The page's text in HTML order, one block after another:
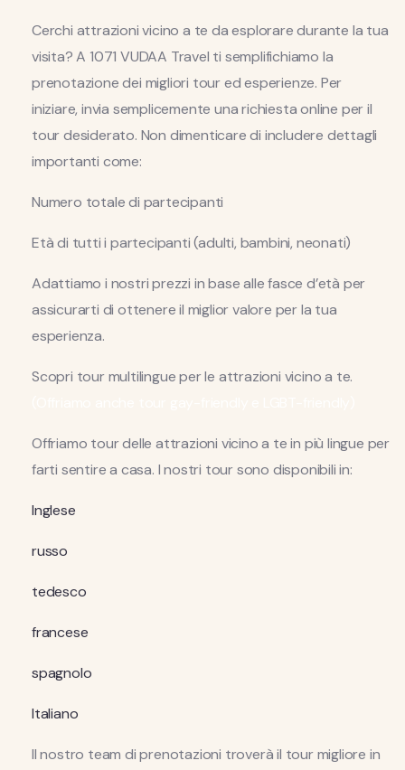
Cerchi attrazioni vicino a te da esplorare durante la tua
visita? A 1071 VUDAA Travel ti semplifichiamo la
prenotazione dei migliori tour ed esperienze. Per
iniziare, invia semplicemente una richiesta online per il
tour desiderato. Non dimenticare di includere dettagli
importanti come:
Numero totale di partecipanti
Età di tutti i partecipanti (adulti, bambini, neonati)
Adattiamo i nostri prezzi in base alle fasce d’età per
assicurarti di ottenere il miglior valore per la tua
esperienza.
Scopri tour multilingue per le attrazioni vicino a te.
Offriamo tour delle attrazioni vicino a te in più lingue per
farti sentire a casa. I nostri tour sono disponibili in:
Inglese
russo
tedesco
francese
spagnolo
Italiano
Il nostro team di prenotazioni troverà il tour migliore in